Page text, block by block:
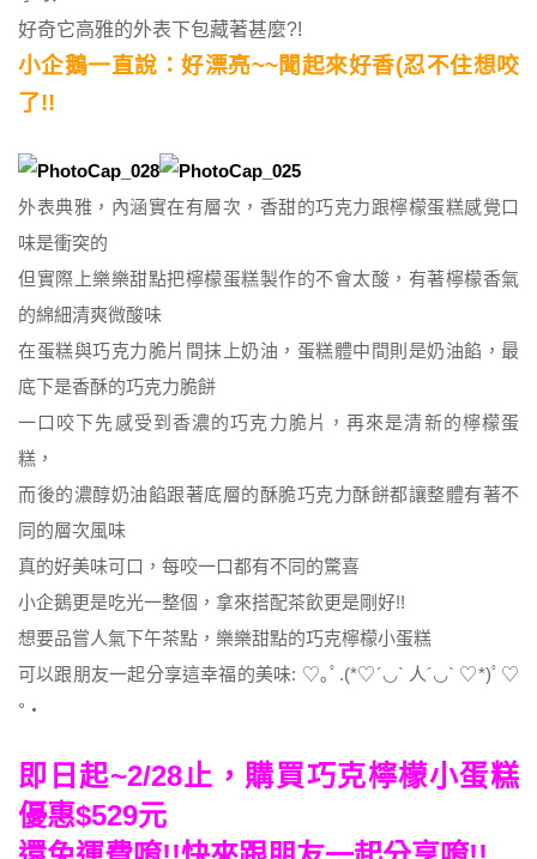
好奇它高雅的外表下包藏著甚麼?!
小企鵝一直說：好漂亮~~聞起來好香(忍不住想咬
了!!
外表典雅，內涵實在有層次，香甜的巧克力跟檸檬蛋糕感覺口
味是衝突的
但實際上樂樂甜點把檸檬蛋糕製作的不會太酸，有著檸檬香氣
的綿細清爽微酸味
在蛋糕與巧克力脆片間抹上奶油，蛋糕體中間則是奶油餡，最
底下是香酥的巧克力脆餅
一口咬下先感受到香濃的巧克力脆片，再來是清新的檸檬蛋
糕，
而後的濃醇奶油餡跟著底層的酥脆巧克力酥餅都讓整體有著不
同的層次風味
真的好美味可口，每咬一口都有不同的驚喜
小企鵝更是吃光一整個，拿來搭配茶飲更是剛好!!
想要品嘗人氣下午茶點，樂樂甜點的巧克檸檬小蛋糕
可以跟朋友一起分享這幸福的美味: ♡｡ﾟ.(*♡´◡` 人´◡` ♡*)ﾟ♡
°・
即日起~2/28止，購買巧克檸檬小蛋糕
優惠$529元